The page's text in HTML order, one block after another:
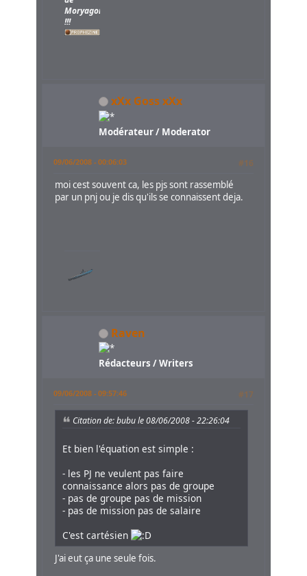
Moryagorn
!!!
xXx Goss xXx
Modérateur / Moderator
09/06/2008 - 00:06:03 #16
moi cest souvent ca, les pjs sont rassemblé
par un pnj ou je dis qu'ils se connaissent deja.
Raven
Rédacteurs / Writers
09/06/2008 - 09:57:46 #17
Citation de: bubu le 08/06/2008 - 22:26:04
Et bien l'équation est simple :
- les PJ ne veulent pas faire
connaissance alors pas de groupe
- pas de groupe pas de mission
- pas de mission pas de salaire
C'est cartésien
J'ai eut ça une seule fois.